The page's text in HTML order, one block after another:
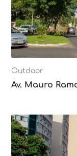
Outdoor
Av. Mauro